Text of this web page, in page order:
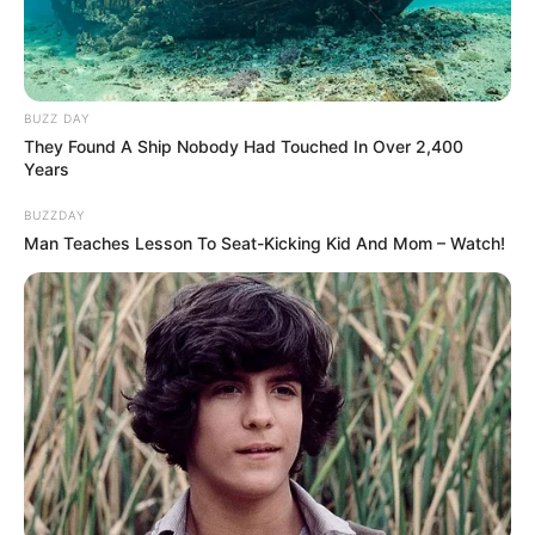
(foto: imdb)
Ini adalah seri permulaan dari seluruh seriHigh anda Low.
Panjangnya terdiri atas 10 episode. Sebagai pembuka cerita, ada
geng Mugen yang berhasil jadi penguasa di daerah dengan
kekuatannya yang luar biasa.
Setelah akhirnya Mugen terpaksa membubarkan diri, penonton
BUZZ DAY
They Found A Ship Nobody Had Touched In Over 2,400
Years
BUZZDAY
Man Teaches Lesson To Seat-Kicking Kid And Mom – Watch!